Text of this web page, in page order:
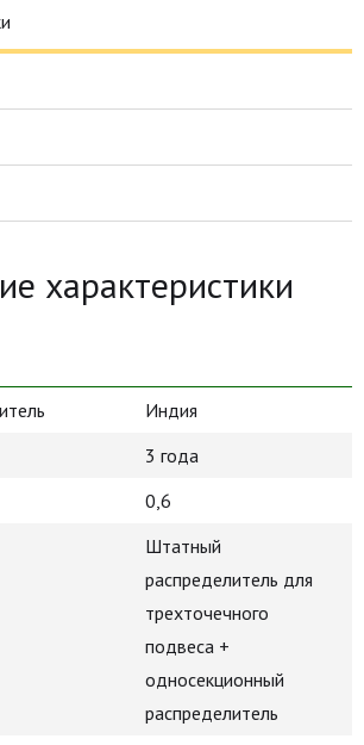
характеристики
Индия
3 года
0,6
Штатный
распределитель для
трехточечного
подвеса +
односекционный
распределитель